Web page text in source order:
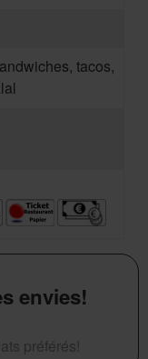
tacos,
envies!
préférés!